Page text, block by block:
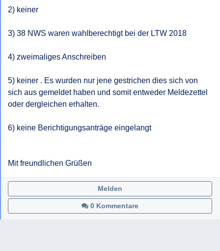
2) keiner
3) 38 NWS waren wahlberechtigt bei der LTW 2018
4) zweimaliges Anschreiben
5) keiner . Es wurden nur jene gestrichen dies sich von
sich aus gemeldet haben und somit entweder Meldezettel
oder dergleichen erhalten.
6) keine Berichtigungsanträge eingelangt
Mit freundlichen Grüßen
0 Kommentare
Melden